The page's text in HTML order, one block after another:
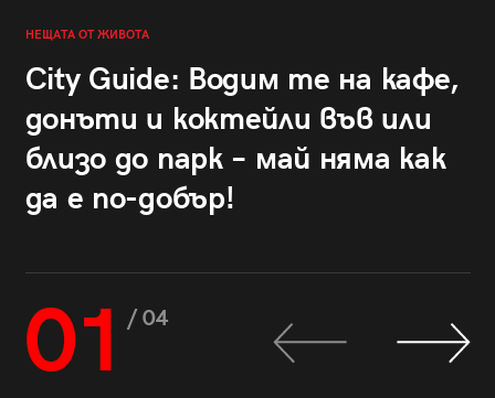
НЕЩАТА ОТ ЖИВОТА
City Guide: Водим те на кафе,
донъти и коктейли във или
близо до парк – май няма как
да е по-добър!
01 / 04